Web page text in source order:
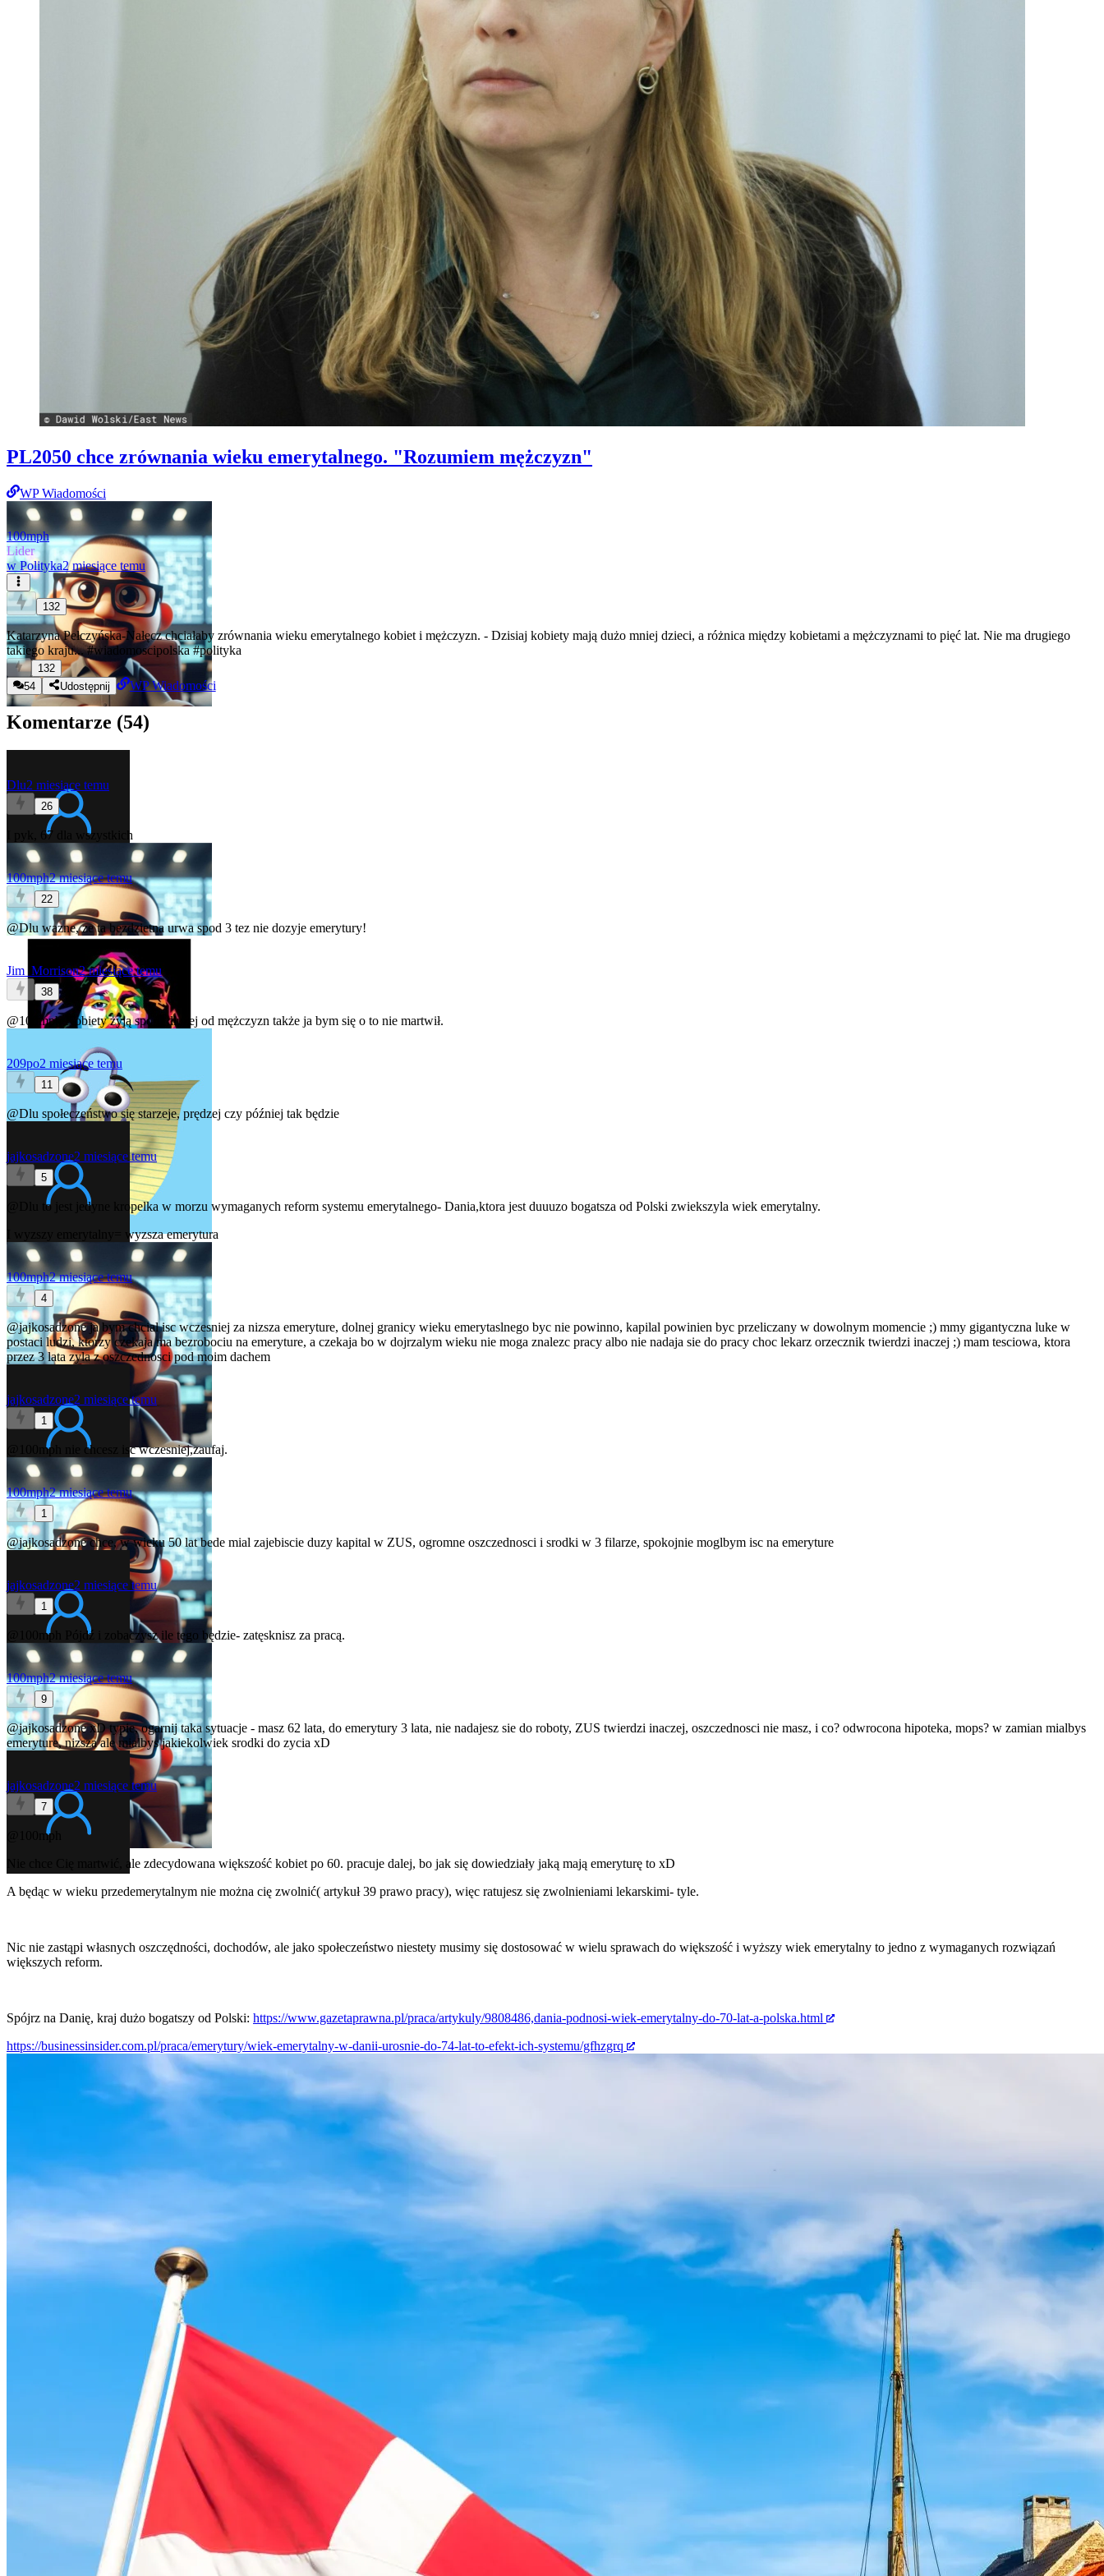
PL2050 chce zrównania wieku emerytalnego. "Rozumiem mężczyzn"
WP Wiadomości
100mph
Lider
w Polityka2 miesiące temu
132
Katarzyna Pełczyńska-Nałęcz chciałaby zrównania wieku emerytalnego kobiet i mężczyzn. - Dzisiaj kobiety mają dużo mniej dzieci, a różnica między kobietami a mężczyznami to pięć lat. Nie ma drugiego
takiego kraju...#wiadomoscipolska #polityka
132
54
Udostępnij WP Wiadomości
Komentarze (54)
Dlu2 miesiące temu
26
I pyk, 67 dla wszystkich
100mph2 miesiące temu
22
@Dlu wazne, ze ta bezdzietna urwa spod 3 tez nie dozyje emerytury!
Jim_Morrison2 miesiące temu
38
@100mph Kobiety żyją sporo dłużej od mężczyzn także ja bym się o to nie martwił.
209po2 miesiące temu
11
@Dlu społeczeństwo się starzeje, prędzej czy później tak będzie
jajkosadzone2 miesiące temu
5
to jest jedyne kropelka w morzu wymaganych reform systemu emerytalnego- Dania,ktora jest duuuzo bogatsza od Polski zwiekszyla wiek emerytalny.
I wyzszy emerytalny= wyzsza emerytura
100mph2 miesiące temu
4
@jajkosadzoneja bym chcial isc wczesniej za nizsza emeryture, dolnej granicy wieku emerytaslnego byc nie powinno, kapilal powinien byc przeliczany w dowolnym momencie ;) mmy gigantyczna luke w
postaci ludzi, ktorzy czekaja ma bezrobociu na emeryture, a czekaja bo w dojrzalym wieku nie moga znalezc pracy albo nie nadaja sie do pracy choc lekarz orzecznik twierdzi inaczej ;) mam tesciowa, ktora
przez 3 lata zyla z oszczednosci pod moim dachem
jajkosadzone2 miesiące temu
1
@100mph nie chcesz isc wczesniej,zaufaj.
100mph2 miesiące temu
1
@jajkosadzonechce, w wieku 50 lat bede mial zajebiscie duzy kapital w ZUS, ogromne oszczednosci i srodki w 3 filarze, spokojnie moglbym isc na emeryture
jajkosadzone2 miesiące temu
1
@100mph Pójdź i zobaczysz ile tego będzie- zatęsknisz za pracą.
100mph2 miesiące temu
9
@jajkosadzonexD typie, ogarnij taka sytuacje - masz 62 lata, do emerytury 3 lata, nie nadajesz sie do roboty, ZUS twierdzi inaczej, oszczednosci nie masz, i co? odwrocona hipoteka, mops? w zamian mialbys
emeryture, nizsza ale mialbys jakiekolwiek srodki do zycia xD
jajkosadzone2 miesiące temu
7
@100mph
Nie chce Cię martwić, ale zdecydowana większość kobiet po 60. pracuje dalej, bo jak się dowiedziały jaką mają emeryturę to xD
A będąc w wieku przedemerytalnym nie można cię zwolnić( artykuł 39 prawo pracy), więc ratujesz się zwolnieniami lekarskimi- tyle.
Nic nie zastąpi własnych oszczędności, dochodów, ale jako społeczeństwo niestety musimy się dostosować w wielu sprawach do większość i wyższy wiek emerytalny to jedno z wymaganych rozwiązań
większych reform.
Spójrz na Danię, kraj dużo bogatszy od Polski: https://www.gazetaprawna.pl/praca/artykuly/9808486,dania-podnosi-wiek-emerytalny-do-70-lat-a-polska.html
https://businessinsider.com.pl/praca/emerytury/wiek-emerytalny-w-danii-urosnie-do-74-lat-to-efekt-ich-systemu/gfhzgrq